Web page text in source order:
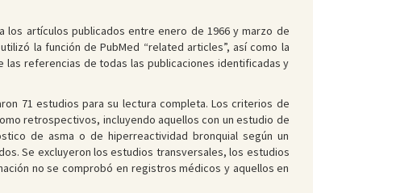
los artículos publicados entre enero de 1966 y marzo de
utilizó la función de PubMed “related articles”, así como la
las referencias de todas las publicaciones identificadas y
71 estudios para su lectura completa. Los criterios de
retrospectivos, incluyendo aquellos con un estudio de
de asma o de hiperreactividad bronquial según un
Se excluyeron los estudios transversales, los estudios
no se comprobó en registros médicos y aquellos en